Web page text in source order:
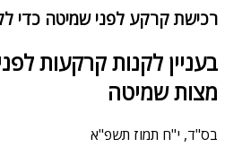
רכישת קרקע לפני שמיטה כדי
בעניין לקנות קרקעות
מצות שמיטה
בס"ד, י"ח תמוז תשפ"א